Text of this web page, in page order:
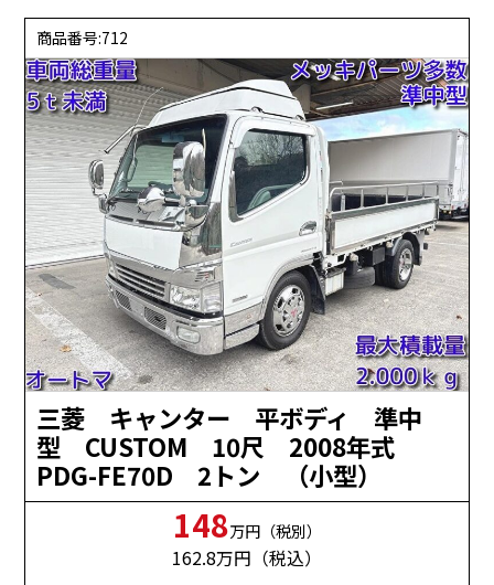
商品番号:712
三菱 キャンター 平ボディ 準中
型 CUSTOM 10尺 2008年式
PDG-FE70D 2トン （小型）
148万円（税別）
162.8万円（税込）